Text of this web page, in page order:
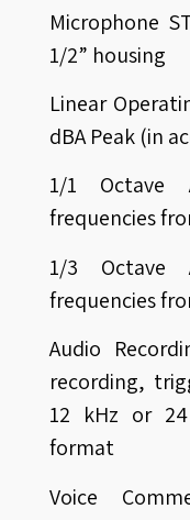
Microphone
1/2” housing
Linear
dBA Peak (in
1/1 Octave
frequencies
1/3 Octave
frequencies
Audio
recording,
12 kHz or
format
Voice